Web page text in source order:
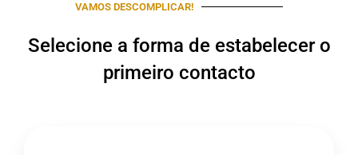
VAMOS DESCOMPLICAR!
Selecione a forma de estabelecer o
primeiro contacto